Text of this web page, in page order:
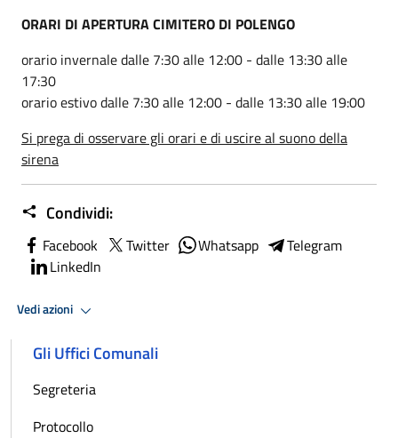
ORARI DI APERTURA CIMITERO DI POLENGO
orario invernale dalle 7:30 alle 12:00 - dalle 13:30 alle
17:30
orario estivo dalle 7:30 alle 12:00 - dalle 13:30 alle 19:00
Si prega di osservare gli orari e di uscire al suono della
sirena
Condividi:
Facebook Twitter Whatsapp
Telegram
LinkedIn
Vedi azioni
Gli Uffici Comunali
Segreteria
Protocollo